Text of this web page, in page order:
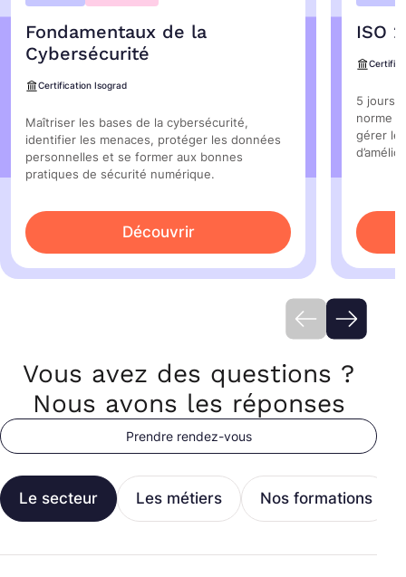
Fondamentaux de la
Cybersécurité
Certification Isograd
Maîtriser les bases de la cybersécurité,
identifier les menaces, protéger les données
personnelles et se former aux bonnes
pratiques de sécurité numérique.
Découvrir
ISO
5 jours
norme
gérer
Vous avez des questions ?
Nous avons les réponses
Prendre rendez-vous
Le secteur Les métiers Nos formations